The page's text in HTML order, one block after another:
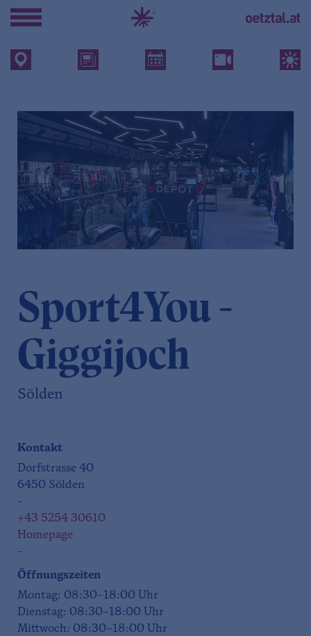
Sport4You -
Giggijoch
Sölden
Kontakt
Dorfstrasse 40
6450 Sölden
-
+43 5254 30610
Homepage
-
Öffnungszeiten
Montag: 08:30–18:00 Uhr
Dienstag: 08:30–18:00 Uhr
Mittwoch: 08:30–18:00 Uhr